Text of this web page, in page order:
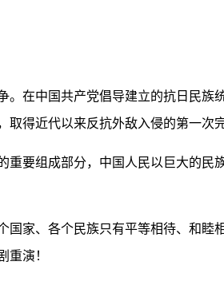
在中国共产党倡导建立的抗日民族
得近代以来反抗外敌入侵的第一次
要组成部分，中国人民以巨大的民
家、各个民族只有平等相待、和睦
重演！